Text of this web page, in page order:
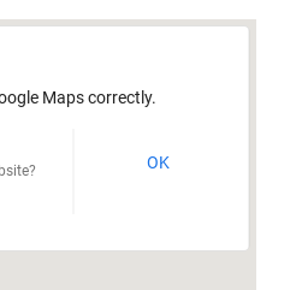
Maps correctly.
OK